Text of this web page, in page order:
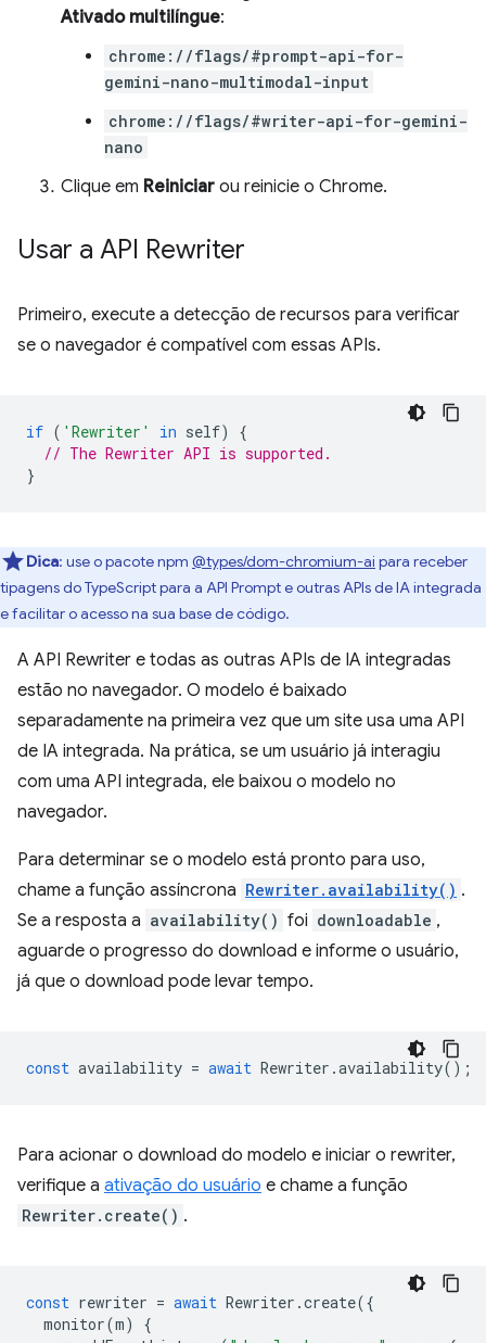
Ativado multilíngue:
chrome://flags/#prompt-api-for-
gemini-nano-multimodal-input
chrome://flags/#writer-api-for-gemini-
nano
Clique em Reiniciar ou reinicie o Chrome.
Usar a API Rewriter
Primeiro, execute a detecção de recursos para verificar
se o navegador é compatível com essas APIs.
if ( 'Rewriter' in self)
{
// The Rewriter API is supported.
}
Dica: use o pacote npm @types/dom-chromium-ai para receber
tipagens do TypeScript para a API Prompt e outras APIs de IA integrada
e facilitar o acesso na sua base de código.
A API Rewriter e todas as outras APIs de IA integradas
estão no navegador. O modelo é baixado
separadamente na primeira vez que um site usa uma API
de IA integrada. Na prática, se um usuário já interagiu
com uma API integrada, ele baixou o modelo no
navegador.
Para determinar se o modelo está pronto para uso,
chame a função assíncrona Rewriter.availability() .
Se a resposta a availability() foi downloadable ,
aguarde o progresso do download e informe o usuário,
já que o download pode levar tempo.
const availability = await Rewriter .availability();
Para acionar o download do modelo e iniciar o rewriter,
verifique a ativação do usuário e chame a função
Rewriter.create() .
const rewriter = await Rewriter .create({
monitor(m)
{